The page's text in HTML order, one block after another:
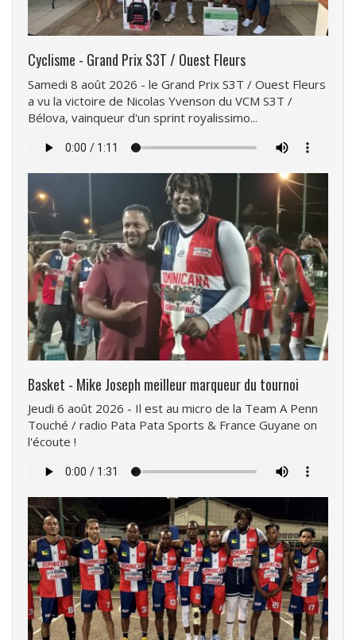
Cyclisme - Grand Prix S3T / Ouest Fleurs
Samedi 8 août 2026 - le Grand Prix S3T / Ouest Fleurs
a vu la victoire de Nicolas Yvenson du VCM S3T /
Bélova, vainqueur d'un sprint royalissimo...
audio
Basket - Mike Joseph meilleur marqueur du tournoi
Jeudi 6 août 2026 - Il est au micro de la Team A Penn
Touché / radio Pata Pata Sports & France Guyane on
l'écoute !
audio